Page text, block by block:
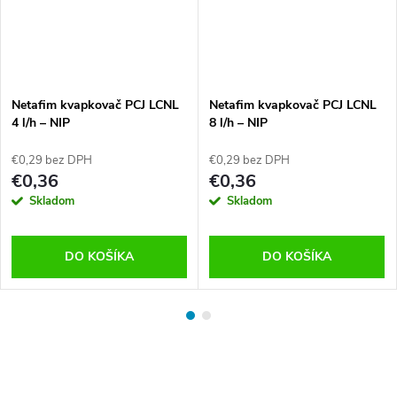
Netafim kvapkovač PCJ LCNL
4 l/h – NIP
€0,29 bez DPH
€0,36
Skladom
DO KOŠÍKA
Netafim kvapkovač PCJ LCNL
8 l/h – NIP
€0,29 bez DPH
€0,36
Skladom
DO KOŠÍKA